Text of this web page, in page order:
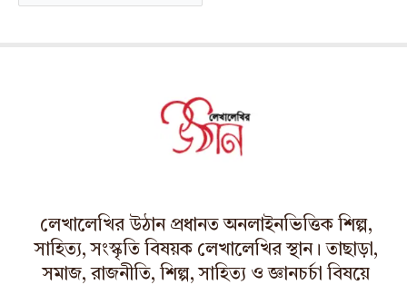
r
লেখালেখির উঠান প্রধানত অনলাইনভিত্তিক শিল্প,
সাহিত্য, সংস্কৃতি বিষয়ক লেখালেখির স্থান। তাছাড়া,
সমাজ, রাজনীতি, শিল্প, সাহিত্য ও জ্ঞানচর্চা বিষয়ে